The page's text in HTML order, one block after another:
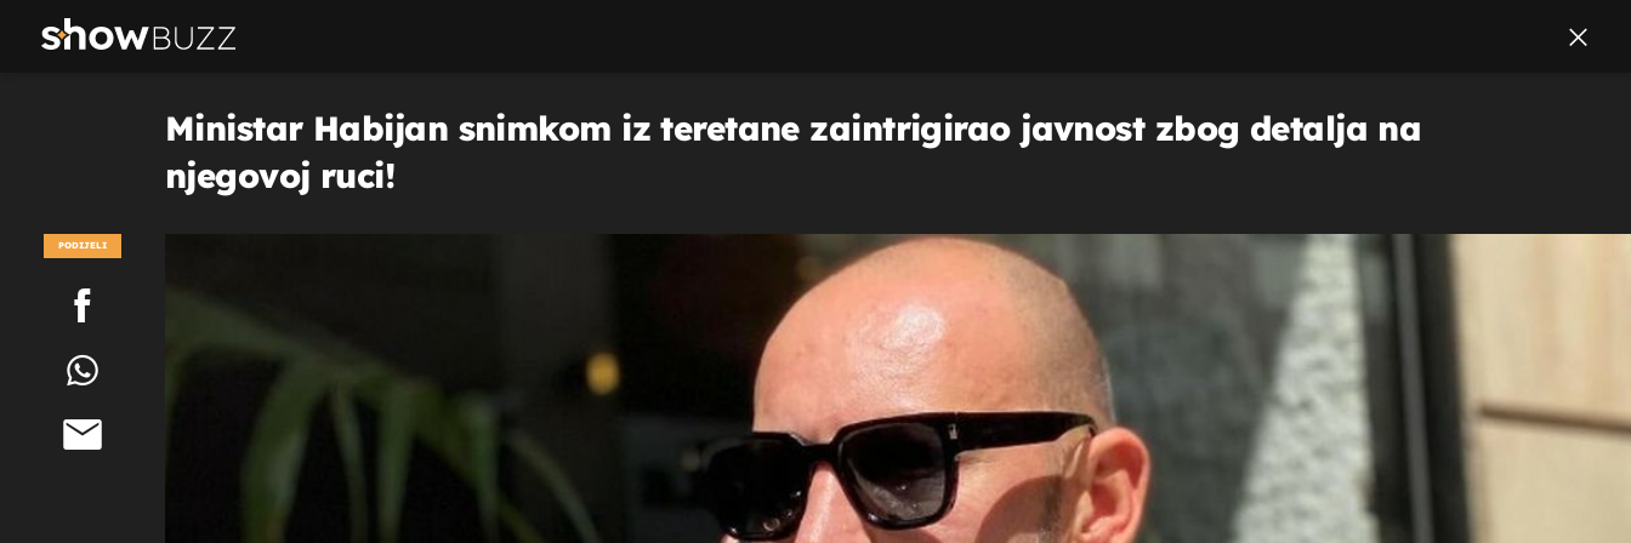
Ministar Habijan snimkom iz teretane zaintrigirao javnost zbog detalja na
njegovoj ruci!
PODIJELI